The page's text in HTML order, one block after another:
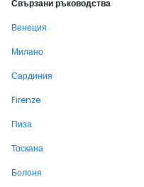
Свързани ръководства
Венеция
Милано
Сардиния
Firenze
Пиза
Тоскана
Болоня